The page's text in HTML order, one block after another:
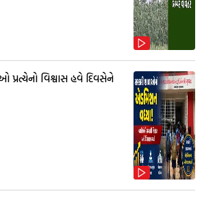
પ્રત્યેનો વિશ્વાસ હવે દિવસેને